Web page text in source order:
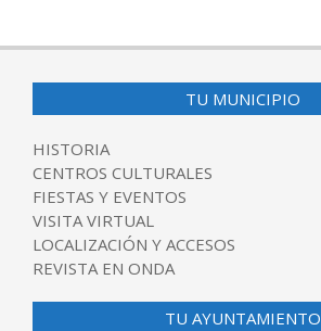
TU MUNICIPIO
HISTORIA
CENTROS CULTURALES
FIESTAS Y EVENTOS
VISITA VIRTUAL
LOCALIZACIÓN Y ACCESOS
REVISTA EN ONDA
TU AYUNTAMIENTO